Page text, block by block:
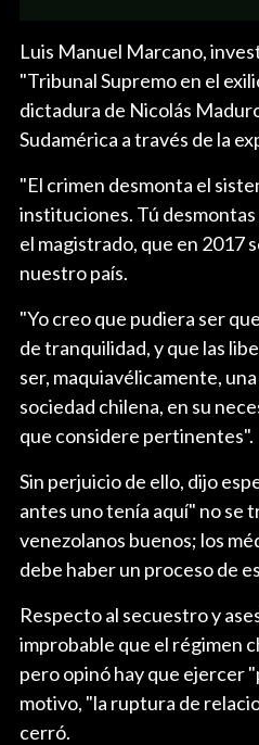
Luis Manuel Marcano,
"Tribunal Supremo en el
dictadura de Nicolás
Sudamérica a través de la
"El crimen desmonta el
instituciones. Tú desmontas
el magistrado, que en 2017
nuestro país.
"Yo creo que pudiera ser
de tranquilidad, y que las
ser, maquiavélicamente,
sociedad chilena, en su
que considere pertinentes".
Sin perjuicio de ello, dijo
antes uno tenía aquí" no se
venezolanos buenos; los
debe haber un proceso de
Respecto al secuestro y
improbable que el régimen
pero opinó hay que ejercer
motivo, "la ruptura de
cerró.